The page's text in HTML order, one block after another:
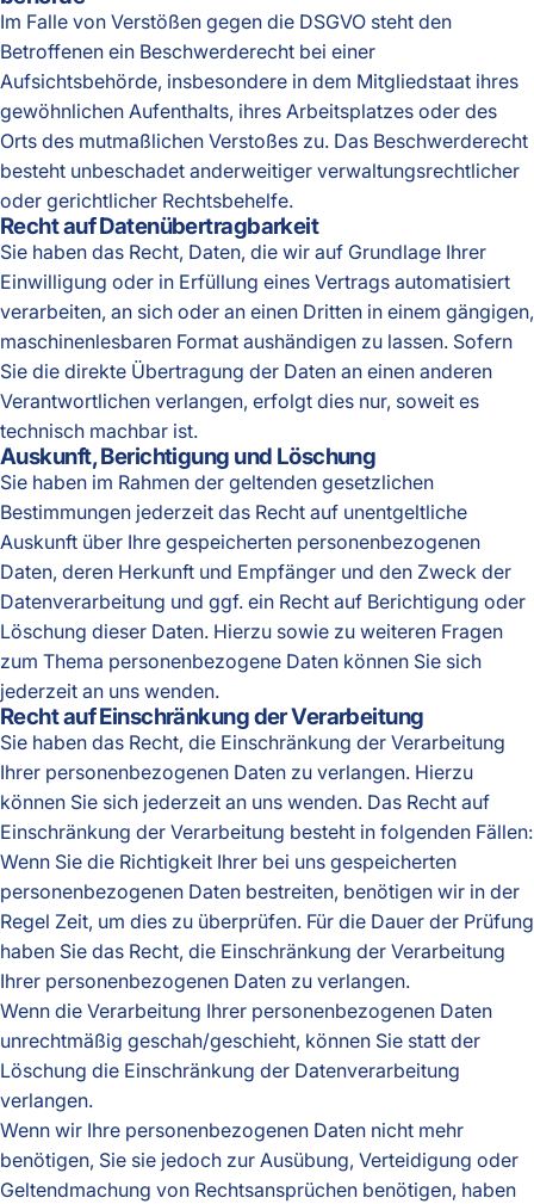
Im Falle von Verstößen gegen die DSGVO steht den
Betroffenen ein Beschwerderecht bei einer
Aufsichtsbehörde, insbesondere in dem Mitgliedstaat ihres
gewöhnlichen Aufenthalts, ihres Arbeitsplatzes oder des
Orts des mutmaßlichen Verstoßes zu. Das Beschwerderecht
besteht unbeschadet anderweitiger verwaltungsrechtlicher
oder gerichtlicher Rechtsbehelfe.
Recht auf Daten­übertrag­barkeit
Sie haben das Recht, Daten, die wir auf Grundlage Ihrer
Einwilligung oder in Erfüllung eines Vertrags automatisiert
verarbeiten, an sich oder an einen Dritten in einem gängigen,
maschinenlesbaren Format aushändigen zu lassen. Sofern
Sie die direkte Übertragung der Daten an einen anderen
Verantwortlichen verlangen, erfolgt dies nur, soweit es
technisch machbar ist.
Auskunft, Berichtigung und Löschung
Sie haben im Rahmen der geltenden gesetzlichen
Bestimmungen jederzeit das Recht auf unentgeltliche
Auskunft über Ihre gespeicherten personenbezogenen
Daten, deren Herkunft und Empfänger und den Zweck der
Datenverarbeitung und ggf. ein Recht auf Berichtigung oder
Löschung dieser Daten. Hierzu sowie zu weiteren Fragen
zum Thema personenbezogene Daten können Sie sich
jederzeit an uns wenden.
Recht auf Einschränkung der Verarbeitung
Sie haben das Recht, die Einschränkung der Verarbeitung
Ihrer personenbezogenen Daten zu verlangen. Hierzu
können Sie sich jederzeit an uns wenden. Das Recht auf
Einschränkung der Verarbeitung besteht in folgenden Fällen:
Wenn Sie die Richtigkeit Ihrer bei uns gespeicherten
personenbezogenen Daten bestreiten, benötigen wir in der
Regel Zeit, um dies zu überprüfen. Für die Dauer der Prüfung
haben Sie das Recht, die Einschränkung der Verarbeitung
Ihrer personenbezogenen Daten zu verlangen.
Wenn die Verarbeitung Ihrer personenbezogenen Daten
unrechtmäßig geschah/geschieht, können Sie statt der
Löschung die Einschränkung der Datenverarbeitung
verlangen.
Wenn wir Ihre personenbezogenen Daten nicht mehr
benötigen, Sie sie jedoch zur Ausübung, Verteidigung oder
Geltendmachung von Rechtsansprüchen benötigen, haben